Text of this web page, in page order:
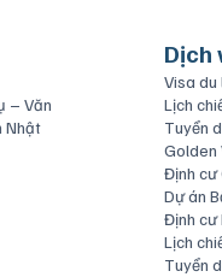
– Văn
Nhật
Dịch
Visa du
Lịch
Tuyển
Golden
Định cư
Dự án
Định cư
Lịch
Tuyển